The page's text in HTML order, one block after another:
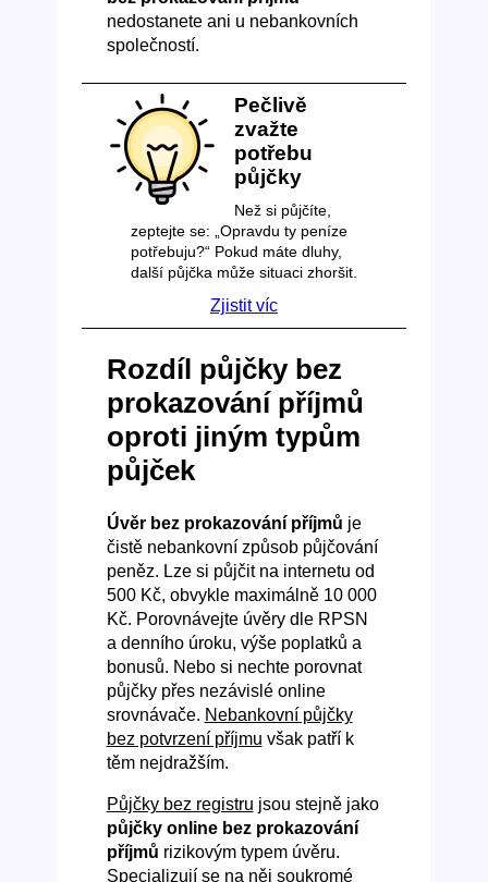
nedostanete ani u nebankovních
společností.
Pečlivě
zvažte
potřebu
půjčky
Než si půjčíte,
zeptejte se: „Opravdu ty peníze
potřebuju?“ Pokud máte dluhy,
další půjčka může situaci zhoršit.
Zjistit víc
Rozdíl půjčky bez
prokazování příjmů
oproti jiným typům
půjček
Úvěr bez prokazování příjmů je
čistě nebankovní způsob půjčování
peněz. Lze si půjčit na internetu od
500 Kč, obvykle maximálně 10 000
Kč. Porovnávejte úvěry dle RPSN
a denního úroku, výše poplatků a
bonusů. Nebo si nechte porovnat
půjčky přes nezávislé online
srovnávače. Nebankovní půjčky
bez potvrzení příjmu však patří k
těm nejdražším.
Půjčky bez registru jsou stejně jako
půjčky online bez prokazování
příjmů rizikovým typem úvěru.
Specializují se na něj soukromé